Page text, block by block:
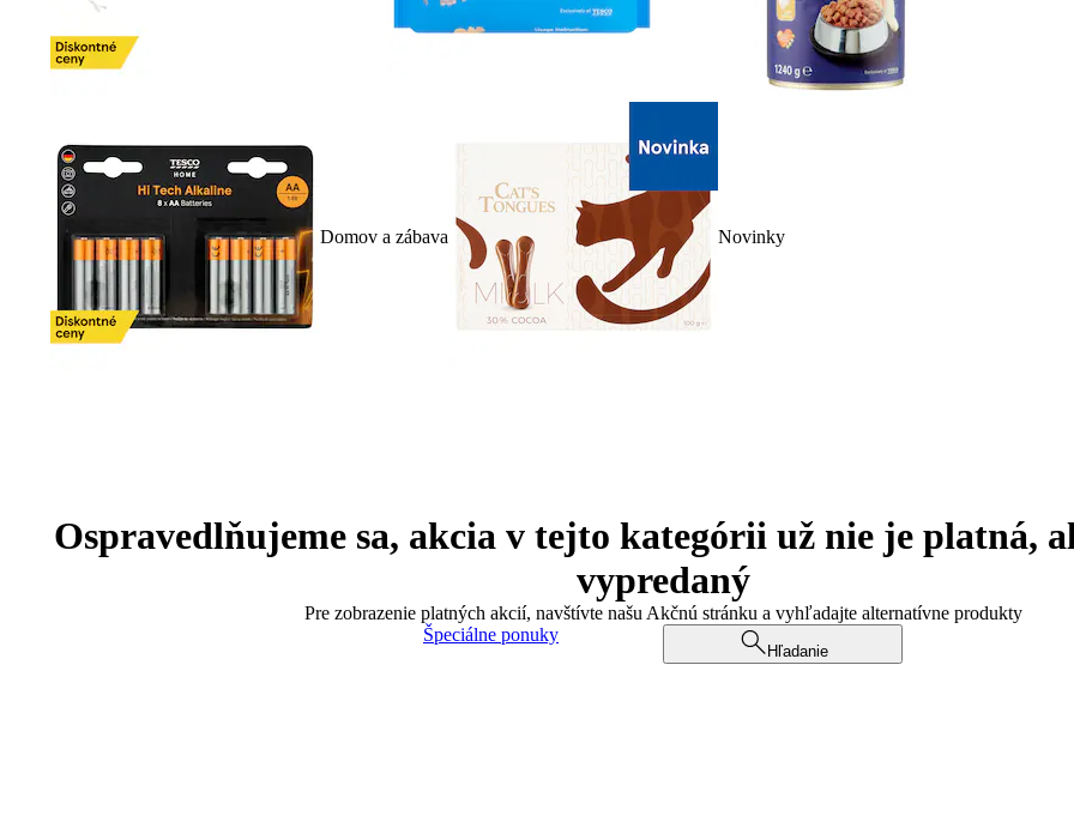
Domov a zábava Novinky
Ospravedlňujeme sa, akcia v tejto kategórii už nie je platná,
vypredaný
Pre zobrazenie platných akcií, navštívte našu Akčnú stránku a vyhľadajte alternatívne produkty
Špeciálne ponuky
Hľadanie